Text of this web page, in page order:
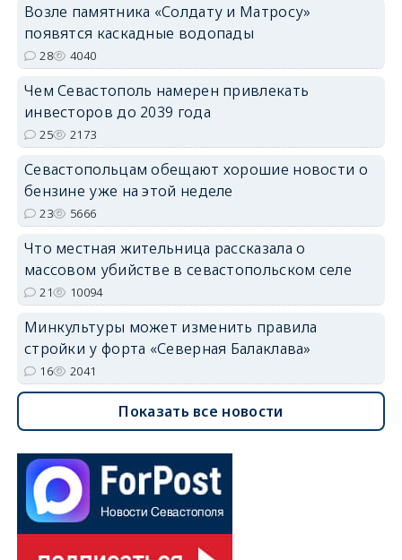
Возле памятника «Солдату и Матросу»
появятся каскадные водопады
28 4040
Чем Севастополь намерен привлекать
инвесторов до 2039 года
25 2173
Севастопольцам обещают хорошие новости о
бензине уже на этой неделе
23 5666
Что местная жительница рассказала о
массовом убийстве в севастопольском селе
21 10094
Минкультуры может изменить правила
стройки у форта «Северная Балаклава»
16 2041
Показать все новости